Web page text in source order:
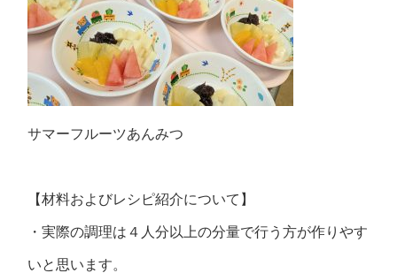
サマーフルーツあんみつ
【材料およびレシピ紹介について】
・実際の調理は４人分以上の分量で行う方が作りやす
いと思います。